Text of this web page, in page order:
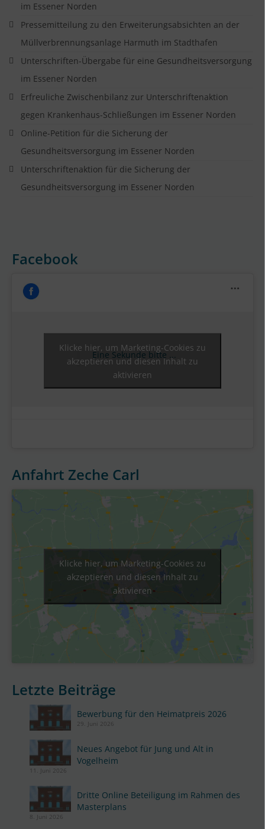
im Essener Norden
Pressemitteilung zu den Erweiterungsabsichten an der
Müllverbrennungsanlage Harmuth im Stadthafen
Unterschriften-Übergabe für eine Gesundheitsversorgung
im Essener Norden
Erfreuliche Zwischenbilanz zur Unterschriftenaktion
gegen Krankenhaus-Schließungen im Essener Norden
Online-Petition für die Sicherung der
Gesundheitsversorgung im Essener Norden
Unterschriftenaktion für die Sicherung der
Gesundheitsversorgung im Essener Norden
Facebook
Eine Sekunde bitte ...
Klicke hier, um Marketing-Cookies zu
akzeptieren und diesen Inhalt zu
aktivieren
Anfahrt Zeche Carl
Klicke hier, um Marketing-Cookies zu
akzeptieren und diesen Inhalt zu
aktivieren
Letzte Beiträge
Bewerbung für den Heimatpreis 2026
29. Juni 2026
Neues Angebot für Jung und Alt in
Vogelheim
11. Juni 2026
Dritte Online Beteiligung im Rahmen des
Masterplans
8. Juni 2026